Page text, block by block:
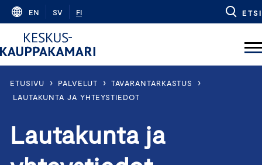
Skip
content
EN SV FI ETSI
ETUSIVU › PALVELUT › TAVARANTARKASTUS ›
LAUTAKUNTA JA YHTEYSTIEDOT
Lautakunta ja